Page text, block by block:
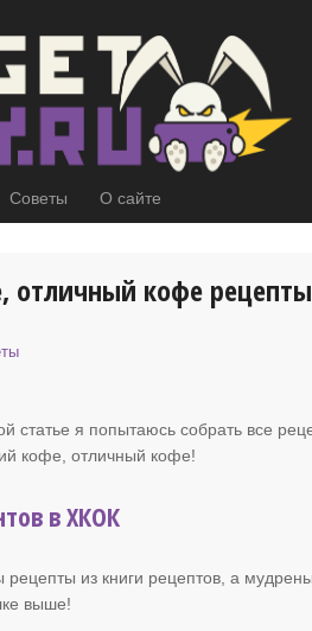
Советы О сайте
отличный кофе рецепты
статье я попытаюсь собрать все
кофе , отличный кофе!
в ХКОК
рецепты из книги рецептов, а
выше!